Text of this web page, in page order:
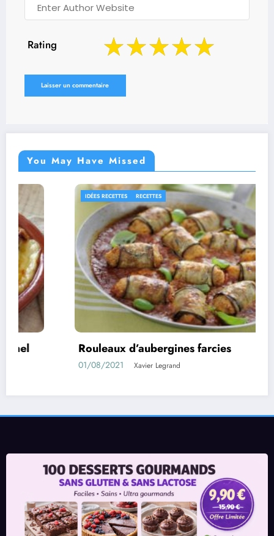
Rating
You May Have Missed
IDÉES RECETTES
d’aubergines farcies
Xavier Legrand